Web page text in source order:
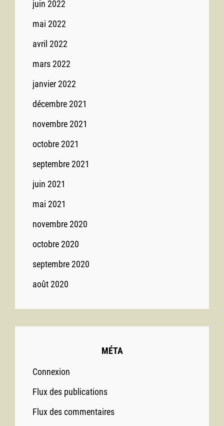
juin 2022
mai 2022
avril 2022
mars 2022
janvier 2022
décembre 2021
novembre 2021
octobre 2021
septembre 2021
juin 2021
mai 2021
novembre 2020
octobre 2020
septembre 2020
août 2020
MÉTA
Connexion
Flux des publications
Flux des commentaires